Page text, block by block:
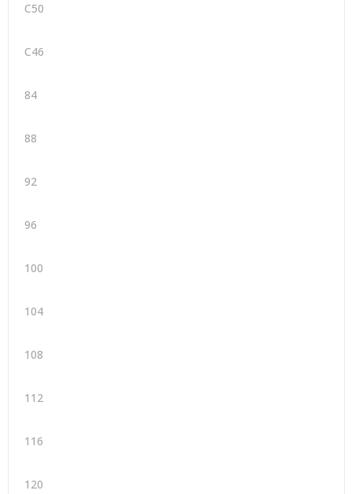
C50
C46
84
88
92
96
100
104
108
112
116
120